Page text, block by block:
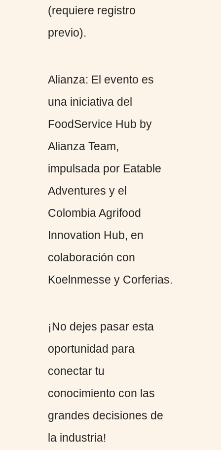
(requiere registro
previo).
Alianza: El evento es
una iniciativa del
FoodService Hub by
Alianza Team,
impulsada por Eatable
Adventures y el
Colombia Agrifood
Innovation Hub, en
colaboración con
Koelnmesse y Corferias.
¡No dejes pasar esta
oportunidad para
conectar tu
conocimiento con las
grandes decisiones de
la industria!